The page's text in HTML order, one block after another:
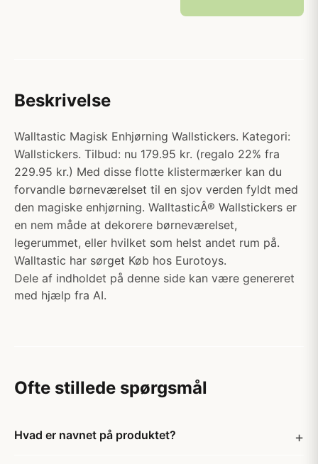
Beskrivelse
Walltastic Magisk Enhjørning Wallstickers. Kategori:
Wallstickers. Tilbud: nu 179.95 kr. (regalo 22% fra
229.95 kr.) Med disse flotte klistermærker kan du
forvandle børneværelset til en sjov verden fyldt med
den magiske enhjørning. WalltasticÂ® Wallstickers er
en nem måde at dekorere børneværelset,
legerummet, eller hvilket som helst andet rum på.
Walltastic har sørget Køb hos Eurotoys.
Dele af indholdet på denne side kan være genereret
med hjælp fra AI.
Ofte stillede spørgsmål
Hvad er navnet på produktet?